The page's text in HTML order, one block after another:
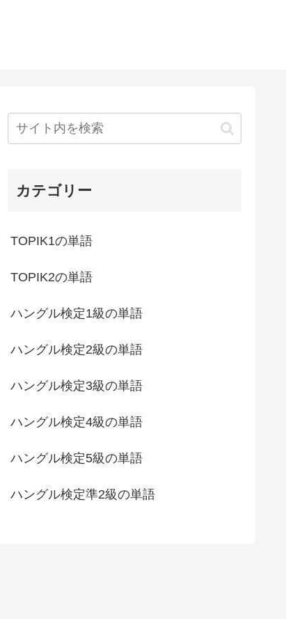
カテゴリー
TOPIK1の単語
TOPIK2の単語
ハングル検定1級の単語
ハングル検定2級の単語
ハングル検定3級の単語
ハングル検定4級の単語
ハングル検定5級の単語
ハングル検定準2級の単語